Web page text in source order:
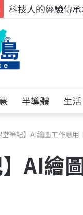
科技人的經驗傳
半導體 生活
堂筆記】AI繪圖工作應
】AI